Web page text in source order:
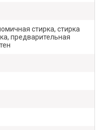
стирка, стирка
предварительная